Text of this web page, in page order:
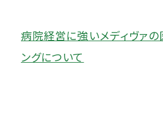
病院経営に強いメディヴァの
ングについて